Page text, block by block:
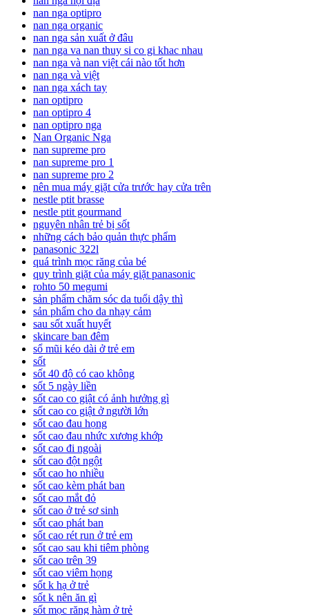
nan nga optipro
nan nga organic
nan nga sản xuất ở đâu
nan nga va nan thuy si co gi khac nhau
nan nga và nan việt cái nào tốt hơn
nan nga và việt
nan nga xách tay
nan optipro
nan optipro 4
nan optipro nga
Nan Organic Nga
nan supreme pro
nan supreme pro 1
nan supreme pro 2
nên mua máy giặt cửa trước hay cửa trên
nestle ptit brasse
nestle ptit gourmand
nguyên nhân trẻ bị sốt
những cách bảo quản thực phẩm
panasonic 322l
quá trình mọc răng của bé
quy trình giặt của máy giặt panasonic
rohto 50 megumi
sản phẩm chăm sóc da tuổi dậy thì
sản phẩm cho da nhạy cảm
sau sốt xuất huyết
skincare ban đêm
sổ mũi kéo dài ở trẻ em
sốt
sốt 40 độ có cao không
sốt 5 ngày liền
sốt cao co giật có ảnh hưởng gì
sốt cao co giật ở người lớn
sốt cao đau họng
sốt cao đau nhức xương khớp
sốt cao đi ngoài
sốt cao đột ngột
sốt cao ho nhiều
sốt cao kèm phát ban
sốt cao mắt đỏ
sốt cao ở trẻ sơ sinh
sốt cao phát ban
sốt cao rét run ở trẻ em
sốt cao sau khi tiêm phòng
sốt cao trên 39
sốt cao viêm họng
sốt k hạ ở trẻ
sốt k nên ăn gì
sốt mọc răng hàm ở trẻ